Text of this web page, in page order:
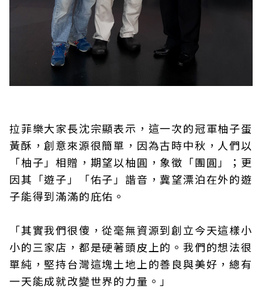
拉菲樂大家長沈宗顯表示，這一次的冠軍柚子蛋
黃酥，創意來源很簡單，因為古時中秋，人們以
「柚子」相贈，期望以柚圓，象徵「團圓」；更
因其「遊子」「佑子」諧音，冀望漂泊在外的遊
子能得到滿滿的庇佑。
「其實我們很傻，從毫無資源到創立今天這樣小
小的三家店，都是硬著頭皮上的。我們的想法很
單純，堅持台灣這塊土地上的善良與美好，總有
一天能成就改變世界的力量。」